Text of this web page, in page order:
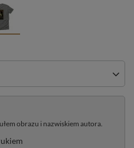
obrazu i nazwiskiem autora.